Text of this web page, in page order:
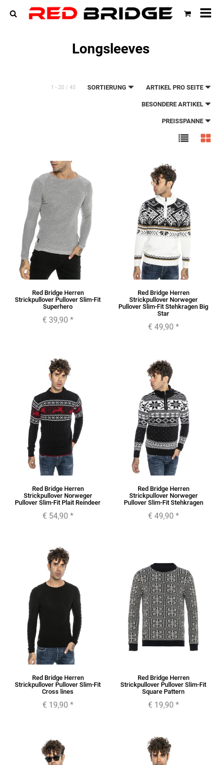
Longsleeves
1 - 20 / 43 SORTIERUNG ARTIKEL PRO SEITE
BESONDERE ARTIKEL
PREISSPANNE
Red Bridge Herren
Strickpullover Pullover Slim-Fit
Superhero
€ 39,90 *
Red Bridge Herren
Strickpullover Norweger
Pullover Slim-Fit Stehkragen Big
Star
€ 49,90 *
Red Bridge Herren
Strickpullover Norweger
Pullover Slim-Fit Plait Reindeer
€ 54,90 *
Red Bridge Herren
Strickpullover Norweger
Pullover Slim-Fit Stehkragen
€ 49,90 *
Red Bridge Herren
Strickpullover Pullover Slim-Fit
Cross lines
€ 19,90 *
Red Bridge Herren
Strickpullover Pullover Slim-Fit
Square Pattern
€ 19,90 *